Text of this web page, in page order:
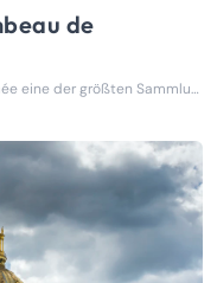
Im Herzen von Paris zeigt das Musée de l’Armée eine der größten Sammlungen für Militärkunst und -geschichte weltweit